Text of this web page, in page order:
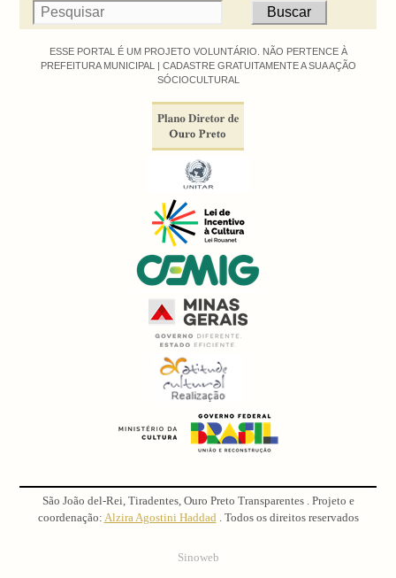
ESSE PORTAL É UM PROJETO VOLUNTÁRIO. NÃO PERTENCE À
PREFEITURA MUNICIPAL | CADASTRE GRATUITAMENTE A SUA AÇÃO
SÓCIOCULTURAL
São João del-Rei, Tiradentes, Ouro Preto Transparentes . Projeto e
coordenação: Alzira Agostini Haddad . Todos os direitos reservados
Sinoweb